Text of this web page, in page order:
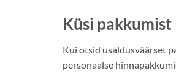
Küsi pakkumist
Kui otsid usaldusväärset
personaalse